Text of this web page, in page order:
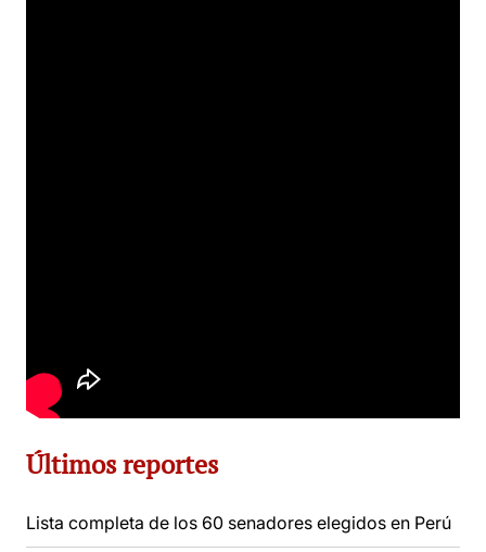
Últimos reportes
Lista completa de los 60 senadores elegidos en Perú